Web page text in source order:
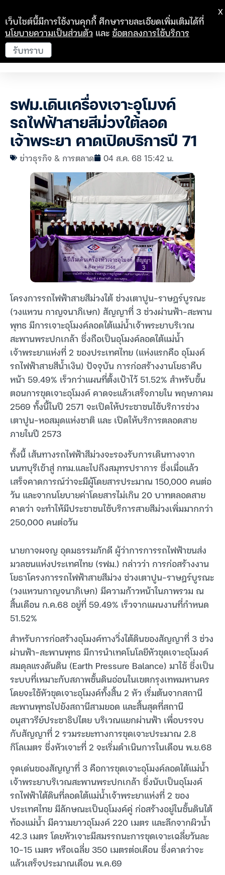
รฟม.เดินเครื่องเจาะอุโมงค์
รถไฟฟ้าสายสีม่วงใต้ลอด
เจ้าพระยา คาดเปิดบริการปี 71
ข่าวธุรกิจ & การตลาด 04 ส.ค. 68 15:42 น.
โครงการรถไฟฟ้าสายสีม่วงใต้ ช่วงเตาปูน-ราษฎร์บูรณะ
(วงแหวน กาญจนาภิเษก) สัญญาที่ 3 ช่วงผ่านฟ้า-สะพาน
พุทธ มีการเจาะอุโมงค์ลอดใต้แม่น้ำเจ้าพระยาบริเวณ
สะพานพระปกเกล้า ซึ่งถือเป็นอุโมงค์ลอดใต้แม่น้ำ
เจ้าพระยาแห่งที่ 2 ของประเทศไทย (แห่งแรกคือ อุโมงค์
รถไฟฟ้าสายสีน้ำเงิน) ปัจจุบัน การก่อสร้างงานโยธาคืบ
หน้า 59.49% เร็วกว่าแผนที่ตั้งเป้าไว้ 51.52% สำหรับขั้น
ตอนการขุดเจาะอุโมงค์ คาดจะแล้วเสร็จภายใน พฤษภาคม
2569 ทั้งนี้ในปี 2571 จะเปิดให้ประชาชนใช้บริการช่วง
เตาปูน-หอสมุดแห่งชาติ และ เปิดให้บริการตลอดสาย
ภายในปี 2573
ทั้งนี้ เส้นทางรถไฟฟ้าสีม่วงจะรองรับการเดินทางจาก
นนทบุรีเข้าสู่ กทม.และไปถึงสมุทรปราการ ซึ่งเมื่อแล้ว
เสร็จคาดการณ์ว่าจะมีผู้โดยสารประมาณ 150,000 คนต่อ
วัน และจากนโยบายค่าโดยสารไม่เกิน 20 บาทตลอดสาย
คาดว่า จะทำให้มีประชาชนใช้บริการสายสีม่วงเพิ่มมากกว่า
250,000 คนต่อวัน
นายกาจผจญ อุดมธรรมภักดี ผู้ว่าการการรถไฟฟ้าขนส่ง
มวลชนแห่งประเทศไทย (รฟม.) กล่าวว่า การก่อสร้างงาน
โยธาโครงการรถไฟฟ้าสายสีม่วง ช่วงเตาปูน-ราษฎร์บูรณะ
(วงแหวนกาญจนาภิเษก) มีความก้าวหน้าในภาพรวม ณ
สิ้นเดือน ก.ค.68 อยู่ที่ 59.49% เร็วจากแผนงานที่กำหนด
51.52%
สำหรับการก่อสร้างอุโมงค์ทางวิ่งใต้ดินของสัญญาที่ 3 ช่วง
ผ่านฟ้า-สะพานพุทธ มีการนำเทคโนโลยีหัวขุดเจาะอุโมงค์
สมดุลแรงดันดิน (Earth Pressure Balance) มาใช้ ซึ่งเป็น
ระบบที่เหมาะกับสภาพชั้นดินอ่อนในเขตกรุงเทพมหานคร
โดยจะใช้หัวขุดเจาะอุโมงค์ทั้งสิ้น 2 หัว เริ่มต้นจากสถานี
สะพานพุทธไปยังสถานีสามยอด และสิ้นสุดที่สถานี
อนุสาวรีย์ประชาธิปไตย บริเวณแยกผ่านฟ้า เพื่อบรรจบ
กับสัญญาที่ 2 รวมระยะทางการขุดเจาะประมาณ 2.8
กิโลเมตร ซึ่งหัวเจาะที่ 2 จะเริ่มดำเนินการในเดือน พ.ย.68
จุดเด่นของสัญญาที่ 3 คือการขุดเจาะอุโมงค์ลอดใต้แม่น้ำ
เจ้าพระยาบริเวณสะพานพระปกเกล้า ซึ่งนับเป็นอุโมงค์
รถไฟฟ้าใต้ดินที่ลอดใต้แม่น้ำเจ้าพระยาแห่งที่ 2 ของ
ประเทศไทย มีลักษณะเป็นอุโมงค์คู่ ก่อสร้างอยู่ในชั้นดินใต้
ท้องแม่น้ำ มีความยาวอุโมงค์ 220 เมตร และลึกจากผิวน้ำ
42.3 เมตร โดยหัวเจาะมีสมรรถนะการขุดเจาะเฉลี่ยวันละ
10-15 เมตร หรือเฉลี่ย 350 เมตรต่อเดือน ซึ่งคาดว่าจะ
แล้วเสร็จประมาณเดือน พ.ค.69
เว็บไซต์นี้มีการใช้งานคุกกี้ ศึกษารายละเอียดเพิ่มเติมได้ที่
นโยบายความเป็นส่วนตัว และข้อตกลงการใช้บริการ
รับทราบ
X